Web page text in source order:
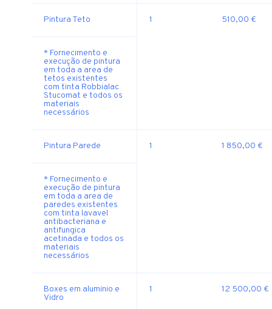
Pintura Teto 1 510,00 €
* Fornecimento e
execução de pintura
em toda a area de
tetos existentes
com tinta Robbialac
Stucomat e todos os
materiais
necessários
Pintura Parede 1 1 850,00 €
* Fornecimento e
execução de pintura
em toda a area de
paredes existentes
com tinta lavavel
antibacteriana e
antifungica
acetinada e todos os
materiais
necessários
Boxes em aluminio e
Vidro
1 12 500,00 €